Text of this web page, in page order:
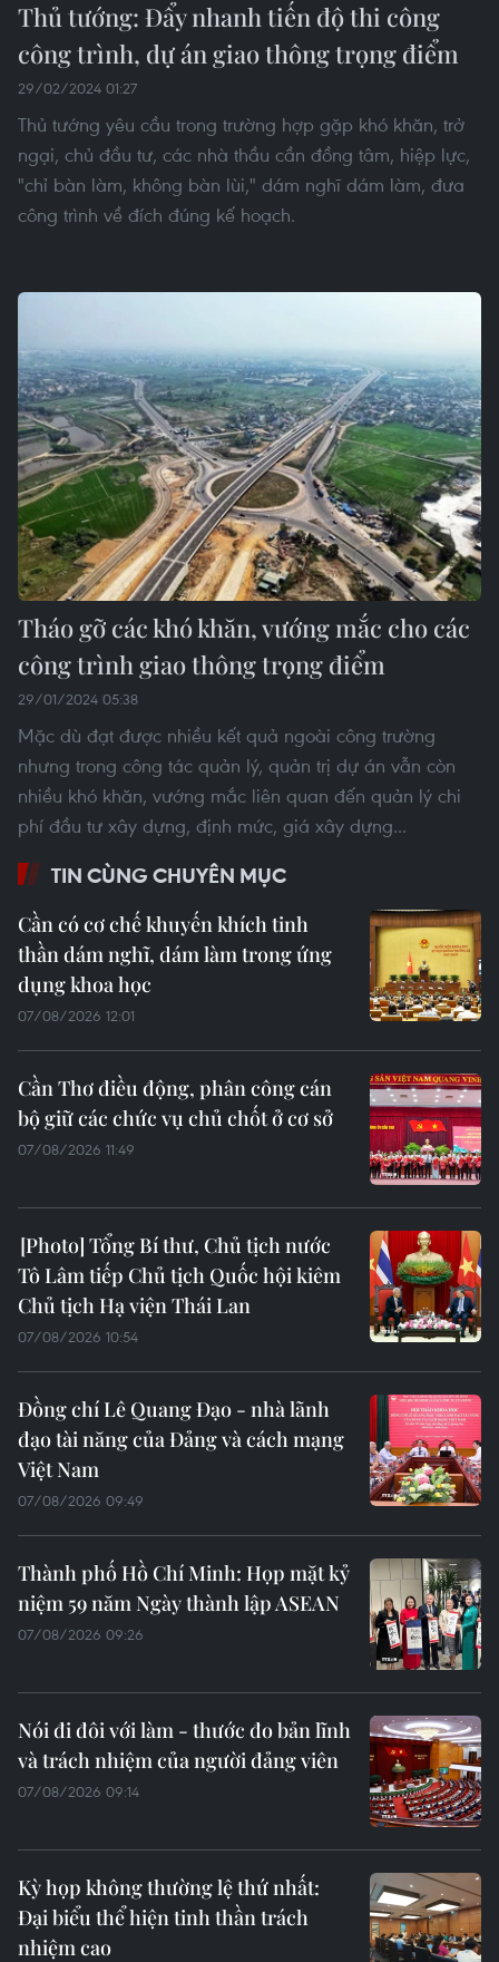
Thủ tướng: Đẩy nhanh tiến độ thi công
công trình, dự án giao thông trọng điểm
29/02/2024 01:27
Thủ tướng yêu cầu trong trường hợp gặp khó khăn, trở
ngại, chủ đầu tư, các nhà thầu cần đồng tâm, hiệp lực,
"chỉ bàn làm, không bàn lùi," dám nghĩ dám làm, đưa
công trình về đích đúng kế hoạch.
Tháo gỡ các khó khăn, vướng mắc cho các
công trình giao thông trọng điểm
29/01/2024 05:38
Mặc dù đạt được nhiều kết quả ngoài công trường
nhưng trong công tác quản lý, quản trị dự án vẫn còn
nhiều khó khăn, vướng mắc liên quan đến quản lý chi
phí đầu tư xây dựng, định mức, giá xây dựng...
TIN CÙNG CHUYÊN MỤC
Cần có cơ chế khuyến khích tinh
thần dám nghĩ, dám làm trong ứng
dụng khoa học
07/08/2026 12:01
Cần Thơ điều động, phân công cán
bộ giữ các chức vụ chủ chốt ở cơ sở
07/08/2026 11:49
Tổng Bí thư, Chủ tịch nước
Tô Lâm tiếp Chủ tịch Quốc hội kiêm
Chủ tịch Hạ viện Thái Lan
07/08/2026 10:54
Đồng chí Lê Quang Đạo - nhà lãnh
đạo tài năng của Đảng và cách mạng
Việt Nam
07/08/2026 09:49
Thành phố Hồ Chí Minh: Họp mặt kỷ
niệm 59 năm Ngày thành lập ASEAN
07/08/2026 09:26
Nói đi đôi với làm - thước đo bản lĩnh
và trách nhiệm của người đảng viên
07/08/2026 09:14
Kỳ họp không thường lệ thứ nhất:
Đại biểu thể hiện tinh thần trách
nhiệm cao